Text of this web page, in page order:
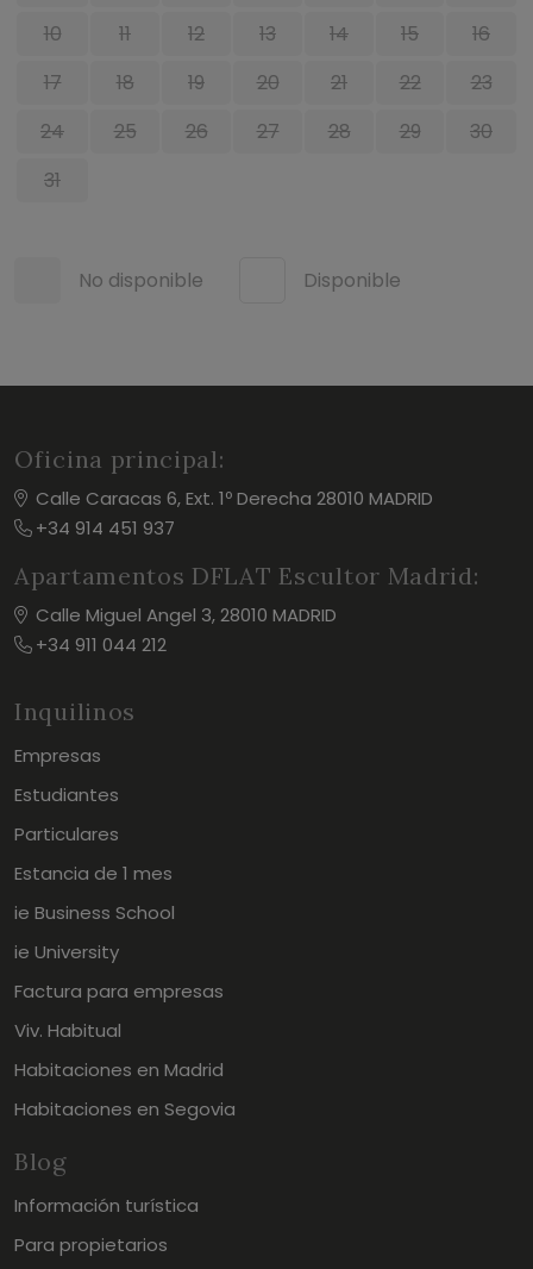
10
11 12 13 14 15
16
17
18 19 20 21 22
23
24
25 26 27 28 29
30
31
No disponible Disponible
Oficina principal:
Calle Caracas 6, Ext. 1º Derecha 28010 MADRID
+34 914 451 937
Apartamentos DFLAT Escultor Madrid:
Calle Miguel Angel 3, 28010 MADRID
+34 911 044 212
Inquilinos
Empresas
Estudiantes
Particulares
Estancia de 1 mes
ie Business School
ie University
Factura para empresas
Viv. Habitual
Habitaciones en Madrid
Habitaciones en Segovia
Blog
Información turística
Para propietarios